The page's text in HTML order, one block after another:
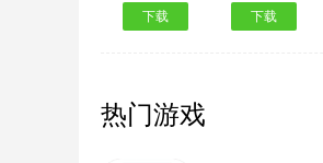
下载 下载
热门游戏